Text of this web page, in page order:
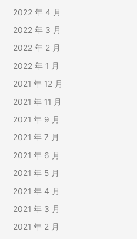
2022 年 4 月
2022 年 3 月
2022 年 2 月
2022 年 1 月
2021 年 12 月
2021 年 11 月
2021 年 9 月
2021 年 7 月
2021 年 6 月
2021 年 5 月
2021 年 4 月
2021 年 3 月
2021 年 2 月